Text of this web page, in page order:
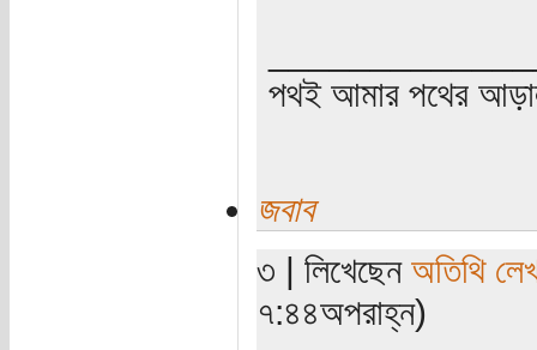
পথই আমার পথের
জবাব
৩ | লিখেছেন অতিথি
৭:৪৪অপরাহ্ন)